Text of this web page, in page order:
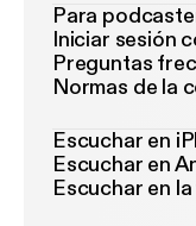
Para
Iniciar sesión
Preguntas
Normas de la
Escuchar en
Escuchar en
Escuchar en